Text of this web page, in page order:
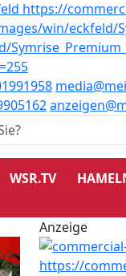
WSR.TV
Anzeige